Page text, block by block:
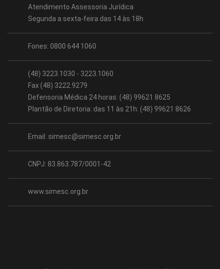
Atendimento Assessoria Jurídica
Segunda a sexta-feira das 14 às 18h
Fones: 0800 644 1060
(48) 3223.1030 - 3223.1060
Fax (48) 3222.9279
Defensoria Médica 24 horas: (48) 99621 8625
Plantão de Diretoria: das 11 às 21h: (48) 99621 8626
Email: simesc@simesc.org.br
CNPJ: 83.863.787/0001-42
www.simesc.org.br